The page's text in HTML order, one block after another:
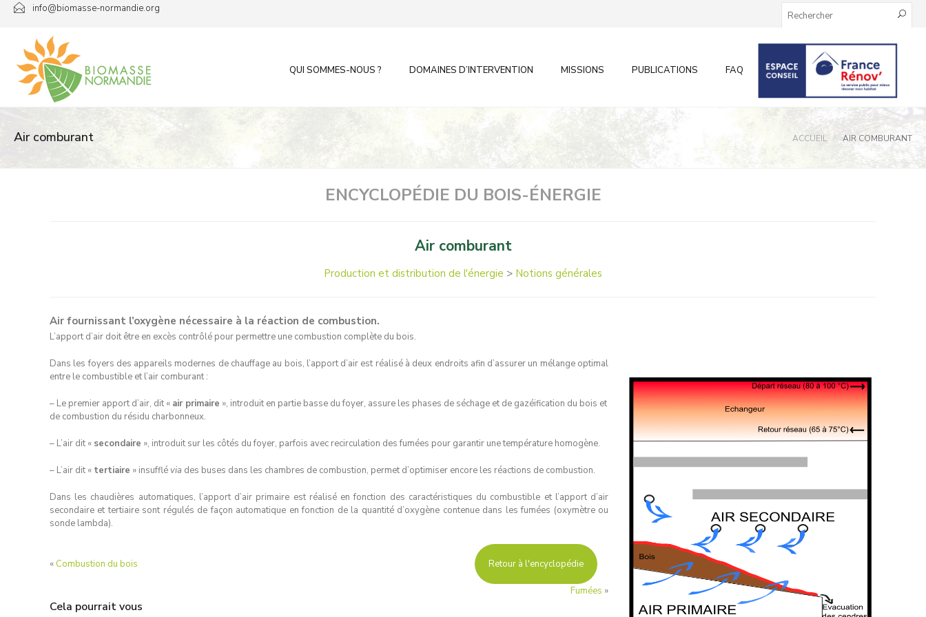
Passer
contenu
info@biomasse-normandie.org
QUI SOMMES-NOUS ? DOMAINES D’INTERVENTION MISSIONS PUBLICATIONS FAQ INFOS AUX PARTICULIERS
Air comburant ACCUEIL AIR COMBURANT
ENCYCLOPÉDIE DU BOIS-ÉNERGIE
Air comburant
Production et distribution de l'énergie > Notions générales
Air fournissant l’oxygène nécessaire à la réaction de combustion.
L’apport d’air doit être en excès contrôlé pour permettre une combustion complète du bois.
Dans les foyers des appareils modernes de chauffage au bois, l’apport d’air est réalisé à deux endroits afin d’assurer un mélange optimal
entre le combustible et l’air comburant :
– Le premier apport d’air, dit « air primaire », introduit en partie basse du foyer, assure les phases de séchage et de gazéification du bois et
de combustion du résidu charbonneux.
– L’air dit « secondaire », introduit sur les côtés du foyer, parfois avec recirculation des fumées pour garantir une température homogène.
– L’air dit « tertiaire » insufflévia des buses dans les chambres de combustion, permet d’optimiser encore les réactions de combustion.
Dans les chaudières automatiques, l’apport d’air primaire est réalisé en fonction des caractéristiques du combustible et l’apport d’air
secondaire et tertiaire sont régulés de façon automatique en fonction de la quantité d’oxygène contenue dans les fumées (oxymètre ou
sonde lambda).
« Combustion du bois
Fumées »
Retour à l'encyclopédie
Cela pourrait vous